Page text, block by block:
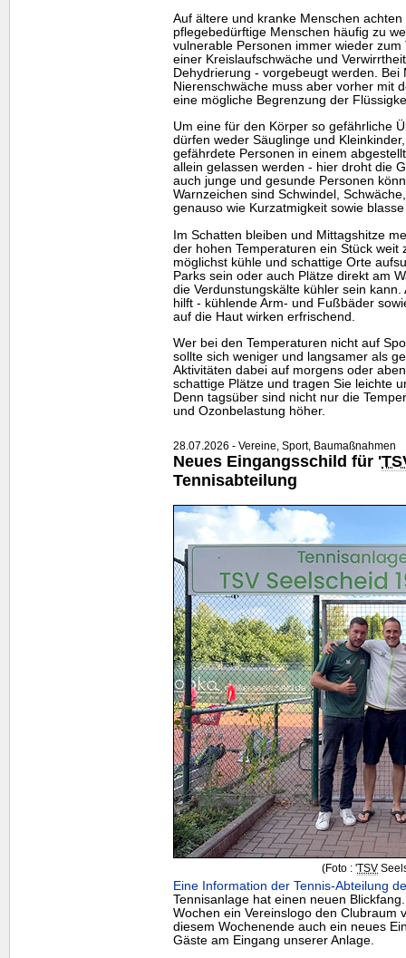
Auf ältere und kranke Menschen
pflegebedürftige Menschen häufig zu
vulnerable Personen immer wieder
einer Kreislaufschwäche und
Dehydrierung - vorgebeugt werden.
Nierenschwäche muss aber vorher mit
eine mögliche Begrenzung der
Um eine für den Körper so gefährliche
dürfen weder Säuglinge und
gefährdete Personen in einem
allein gelassen werden - hier droht die
auch junge und gesunde Personen
Warnzeichen sind Schwindel,
genauso wie Kurzatmigkeit sowie
Im Schatten bleiben und Mittagshitze
der hohen Temperaturen ein Stück weit
möglichst kühle und schattige Orte
Parks sein oder auch Plätze direkt am
die Verdunstungskälte kühler sein
hilft - kühlende Arm- und Fußbäder
auf die Haut wirken erfrischend.
Wer bei den Temperaturen nicht auf
sollte sich weniger und langsamer als
Aktivitäten dabei auf morgens oder
schattige Plätze und tragen Sie leichte
Denn tagsüber sind nicht nur die
und Ozonbelastung höher.
28.07.2026 - Vereine, Sport, Baumaßnahmen
Neues Eingangsschild für '
Tennisabteilung
(Foto : 'TSV
Eine Information der Tennis-Abteilung
Tennisanlage hat einen neuen
Wochen ein Vereinslogo den Clubraum
diesem Wochenende auch ein neues
Gäste am Eingang unserer Anlage.